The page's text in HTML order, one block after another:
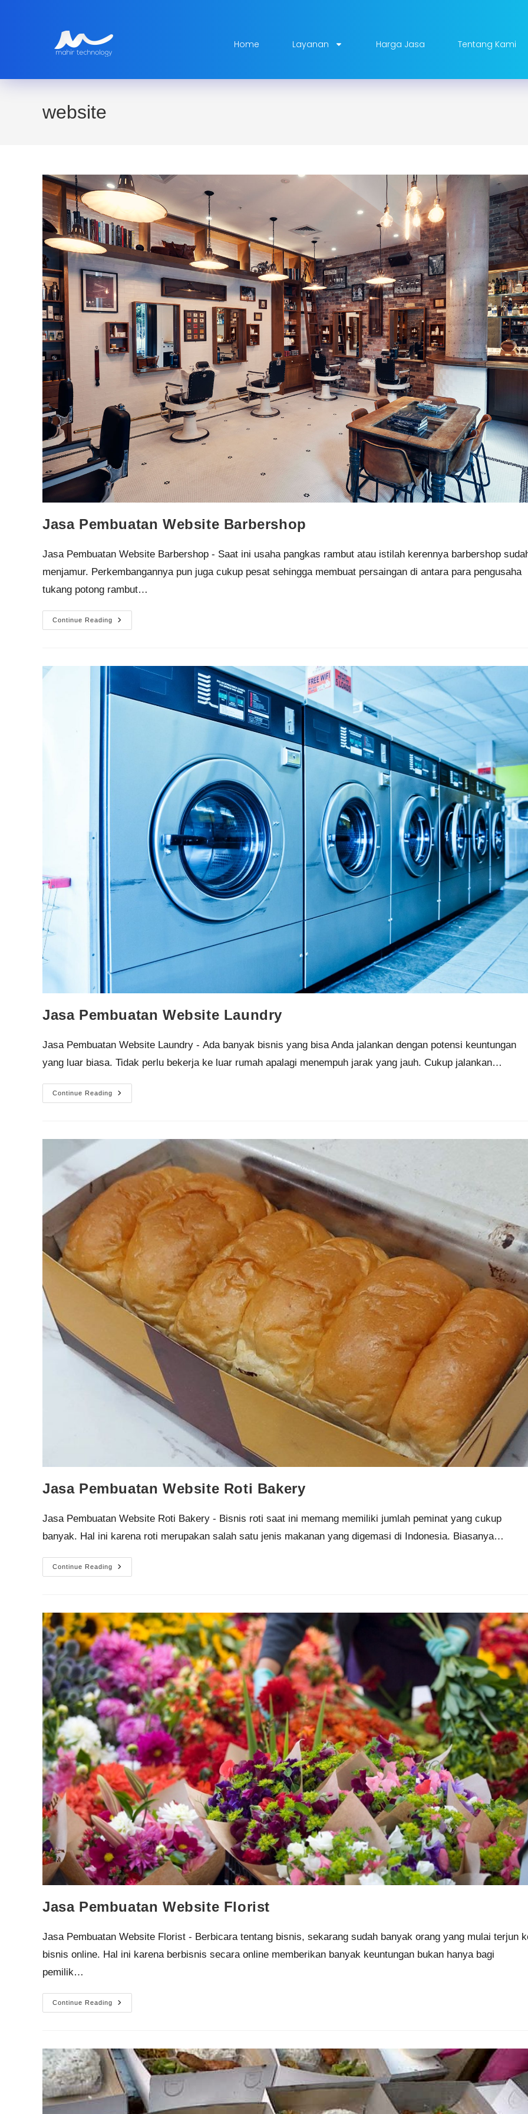
Home Layanan Harga Jasa Tentang Kami
website
Jasa Pembuatan Website Barbershop
Jasa Pembuatan Website Barbershop - Saat ini usaha pangkas rambut atau istilah kerennya barbershop
menjamur. Perkembangannya pun juga cukup pesat sehingga membuat persaingan di antara para pengusaha
tukang potong rambut…
Continue Reading
Jasa Pembuatan Website Laundry
Jasa Pembuatan Website Laundry - Ada banyak bisnis yang bisa Anda jalankan dengan potensi keuntungan
yang luar biasa. Tidak perlu bekerja ke luar rumah apalagi menempuh jarak yang jauh. Cukup jalankan…
Continue Reading
Jasa Pembuatan Website Roti Bakery
Jasa Pembuatan Website Roti Bakery - Bisnis roti saat ini memang memiliki jumlah peminat yang cukup
banyak. Hal ini karena roti merupakan salah satu jenis makanan yang digemasi di Indonesia. Biasanya…
Continue Reading
Jasa Pembuatan Website Florist
Jasa Pembuatan Website Florist - Berbicara tentang bisnis, sekarang sudah banyak orang yang mulai terjun
bisnis online. Hal ini karena berbisnis secara online memberikan banyak keuntungan bukan hanya bagi
pemilik…
Continue Reading